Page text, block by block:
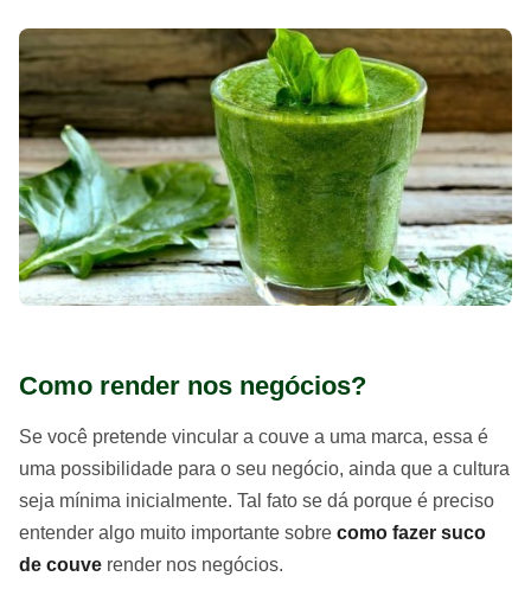
Como render nos negócios?
Se você pretende vincular a couve a uma marca, essa é
uma possibilidade para o seu negócio, ainda que a cultura
seja mínima inicialmente. Tal fato se dá porque é preciso
entender algo muito importante sobre como fazer suco
de couve render nos negócios.